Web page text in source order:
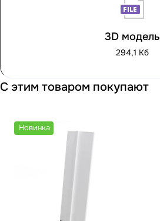
3D модель
294,1 Кб
С этим товаром покупают
Новинка